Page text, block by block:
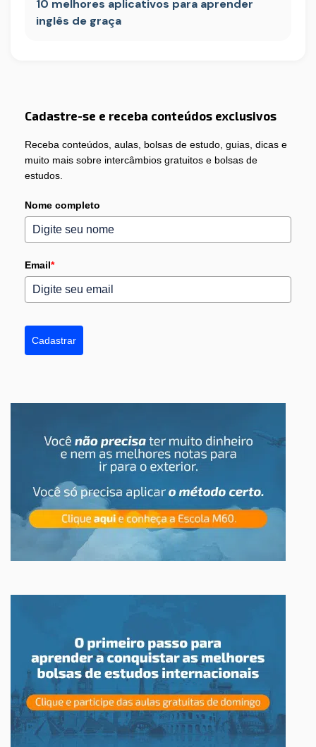
10 melhores aplicativos para aprender
inglês de graça
Cadastre-se e receba conteúdos exclusivos
Receba conteúdos, aulas, bolsas de estudo, guias, dicas e
muito mais sobre intercâmbios gratuitos e bolsas de
estudos.
Nome completo
Email*
Cadastrar